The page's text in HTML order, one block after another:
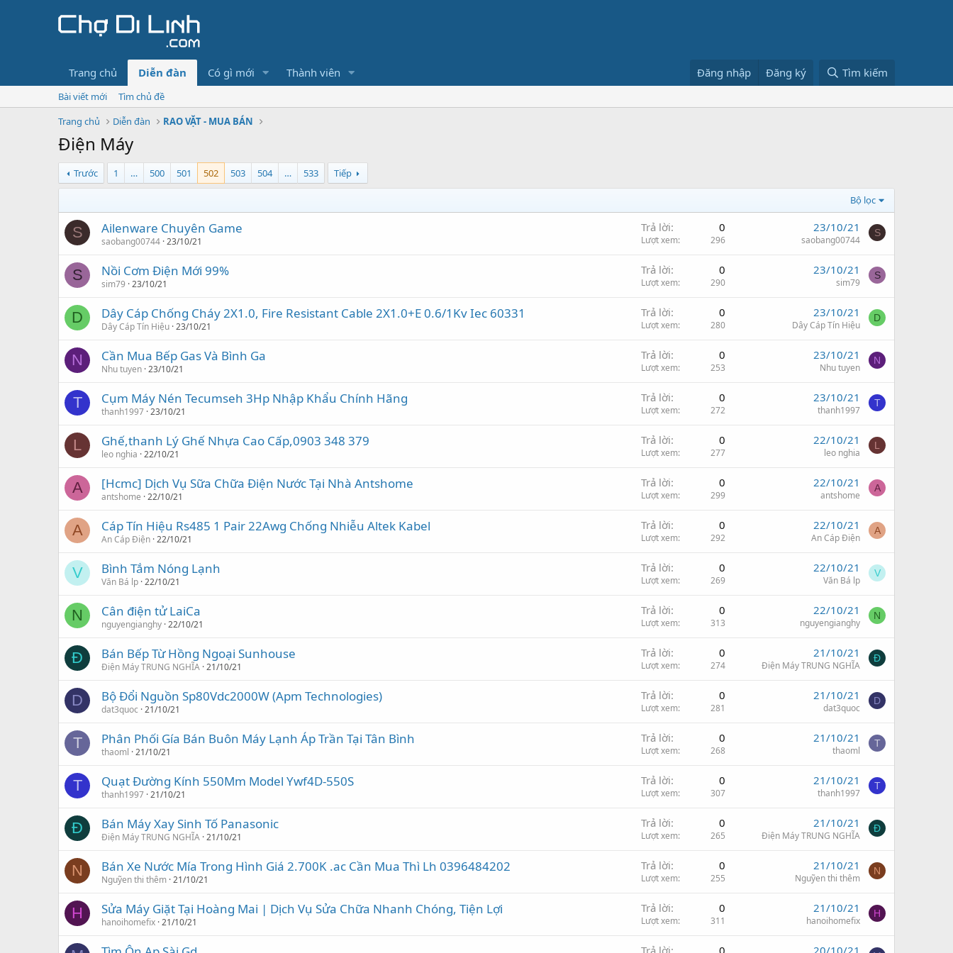
Trang chủ Diễn đàn Có gì mới Thành viên Đăng nhập Đăng ký Tìm kiếm
Bài viết mới
Tìm chủ đề
Trang chủ
Diễn đàn RAO VẶT - MUA BÁN
Điện Máy
Trước 1 … 500 501 502 503 504 … 533 Tiếp
Bộ lọc
S Ailenware Chuyên Game
saobang00744 23/10/21
Trả lời 0
Lượt xem 296
23/10/21
saobang00744
S
S Nồi Cơm Điện Mới 99%
sim79 23/10/21
Trả lời 0
Lượt xem 290
23/10/21
sim79
S
D Dây Cáp Chống Cháy 2X1.0, Fire Resistant Cable 2X1.0+E 0.6/1Kv Iec 60331
Dây Cáp Tín Hiệu 23/10/21
Trả lời 0
Lượt xem 280
23/10/21
Dây Cáp Tín Hiệu
D
N Cần Mua Bếp Gas Và Bình Ga
Nhu tuyen 23/10/21
Trả lời 0
Lượt xem 253
23/10/21
Nhu tuyen
N
T Cụm Máy Nén Tecumseh 3Hp Nhập Khẩu Chính Hãng
thanh1997 23/10/21
Trả lời 0
Lượt xem 272
23/10/21
thanh1997
T
L Ghế,thanh Lý Ghế Nhựa Cao Cấp,0903 348 379
leo nghia 22/10/21
Trả lời 0
Lượt xem 277
22/10/21
leo nghia
L
A [Hcmc] Dịch Vụ Sữa Chữa Điện Nước Tại Nhà Antshome
antshome 22/10/21
Trả lời 0
Lượt xem 299
22/10/21
antshome
A
A Cáp Tín Hiệu Rs485 1 Pair 22Awg Chống Nhiễu Altek Kabel
An Cáp Điện 22/10/21
Trả lời 0
Lượt xem 292
22/10/21
An Cáp Điện
A
V Bình Tắm Nóng Lạnh
Văn Bá lp 22/10/21
Trả lời 0
Lượt xem 269
22/10/21
Văn Bá lp
V
N Cân điện tử LaiCa
nguyengianghy 22/10/21
Trả lời 0
Lượt xem 313
22/10/21
nguyengianghy
N
Đ Bán Bếp Từ Hồng Ngoại Sunhouse
Điện Máy TRUNG NGHĨA 21/10/21
Trả lời 0
Lượt xem 274
21/10/21
Điện Máy TRUNG NGHĨA
Đ
D Bộ Đổi Nguồn Sp80Vdc2000W (Apm Technologies)
dat3quoc 21/10/21
Trả lời 0
Lượt xem 281
21/10/21
dat3quoc
D
T Phân Phối Gía Bán Buôn Máy Lạnh Áp Trần Tại Tân Bình
thaoml 21/10/21
Trả lời 0
Lượt xem 268
21/10/21
thaoml
T
T Quạt Đường Kính 550Mm Model Ywf4D-550S
thanh1997 21/10/21
Trả lời 0
Lượt xem 307
21/10/21
thanh1997
T
Đ Bán Máy Xay Sinh Tố Panasonic
Điện Máy TRUNG NGHĨA 21/10/21
Trả lời 0
Lượt xem 265
21/10/21
Điện Máy TRUNG NGHĨA
Đ
N Bán Xe Nước Mía Trong Hình Giá 2.700K .ac Cần Mua Thì Lh 0396484202
Nguỹen thi thêm 21/10/21
Trả lời 0
Lượt xem 255
21/10/21
Nguỹen thi thêm
N
H Sửa Máy Giặt Tại Hoàng Mai | Dịch Vụ Sửa Chữa Nhanh Chóng, Tiện Lợi
hanoihomefix 21/10/21
Trả lời 0
Lượt xem 311
21/10/21
hanoihomefix
H
Trả lời 0 20/10/21